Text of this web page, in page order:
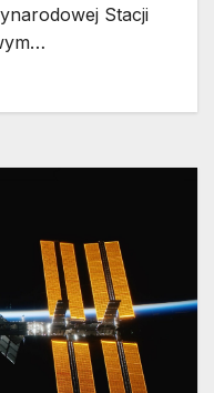
Stacji